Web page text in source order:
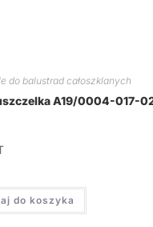
do balustrad całoszklanych
A19/0004-017-
do koszyka